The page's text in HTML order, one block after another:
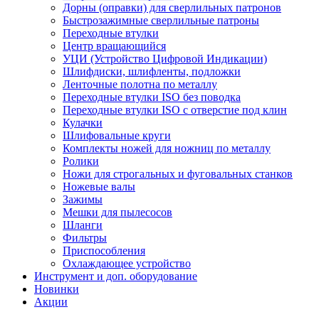
Дорны (оправки) для сверлильных патронов
Быстрозажимные сверлильные патроны
Переходные втулки
Центр вращающийся
УЦИ (Устройство Цифровой Индикации)
Шлифдиски, шлифленты, подложки
Ленточные полотна по металлу
Переходные втулки ISO без поводка
Переходные втулки ISO с отверстие под клин
Кулачки
Шлифовальные круги
Комплекты ножей для ножниц по металлу
Ролики
Ножи для строгальных и фуговальных станков
Ножевые валы
Зажимы
Мешки для пылесосов
Шланги
Фильтры
Приспособления
Охлаждающее устройство
Инструмент и доп. оборудование
Новинки
Акции